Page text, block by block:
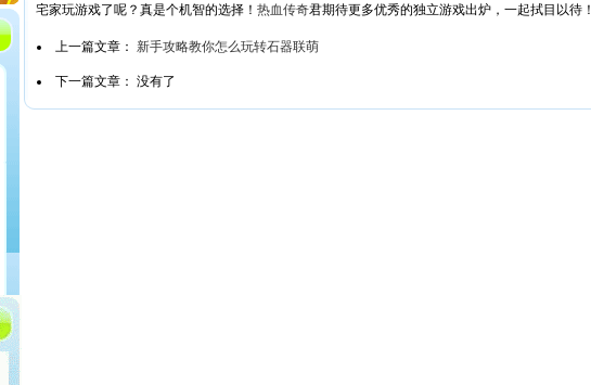
宅家玩游戏了呢？真是个机智的选择！ 热血传奇君期待更多优秀的独立游戏出炉，一起拭目以待！
上一篇文章： 新手攻略教你怎么玩转石器联萌
下一篇文章： 没有了